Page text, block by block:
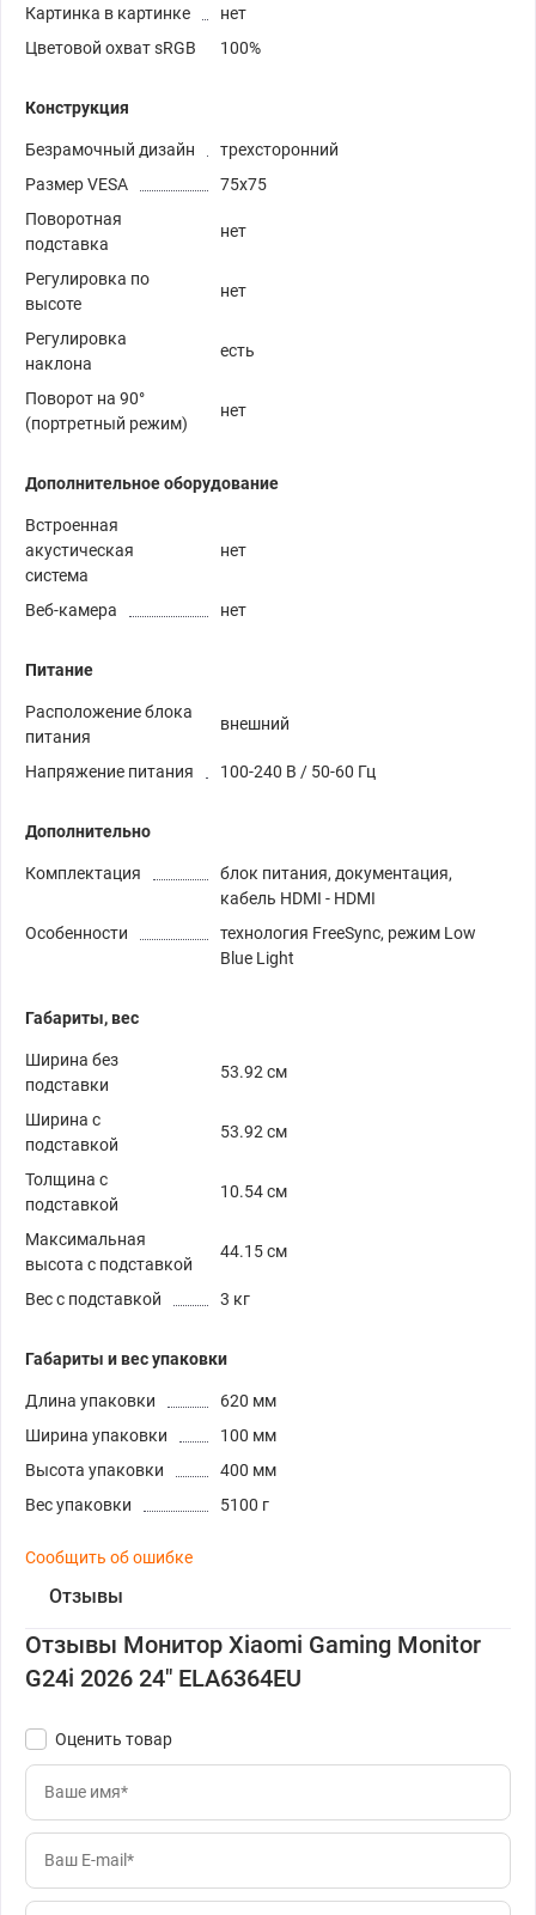
Картинка в картинке
нет
Цветовой охват sRGB
100%
Конструкция
Безрамочный дизайн
трехсторонний
Размер VESA
75x75
Поворотная
подставка
нет
Регулировка по
высоте
нет
Регулировка
наклона
есть
Поворот на 90°
(портретный режим)
нет
Дополнительное оборудование
Встроенная
акустическая
система
нет
Веб-камера нет
Питание
Расположение блока
питания
внешний
Напряжение питания 100-240 В / 50-60 Гц
Дополнительно
Комплектация
блок питания, документация,
кабель HDMI - HDMI
Особенности
технология FreeSync, режим Low
Blue Light
Габариты, вес
Ширина без
подставки
53.92 см
Ширина с
подставкой
53.92 см
Толщина с
подставкой
10.54 см
Максимальная
высота с подставкой
44.15 см
Вес с подставкой 3 кг
Габариты и вес упаковки
Длина упаковки
620 мм
Ширина упаковки
100 мм
Высота упаковки
400 мм
Вес упаковки
5100 г
Сообщить об ошибке
Отзывы
Отзывы Монитор Xiaomi Gaming Monitor
G24i 2026 24" ELA6364EU
Оценить товар